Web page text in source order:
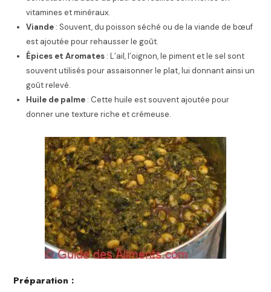
vitamines et minéraux.
Viande : Souvent, du poisson séché ou de la viande de bœuf
est ajoutée pour rehausser le goût.
Épices et Aromates : L’ail, l’oignon, le piment et le sel sont
souvent utilisés pour assaisonner le plat, lui donnant ainsi un
goût relevé.
Huile de palme : Cette huile est souvent ajoutée pour
donner une texture riche et crémeuse.
Préparation :